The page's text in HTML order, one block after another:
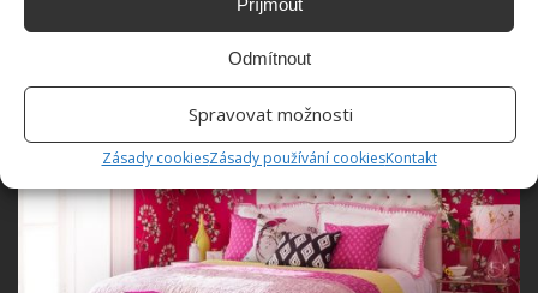
Příjmout
Odmítnout
Spravovat možnosti
Zásady cookiesZásady používání cookiesKontakt